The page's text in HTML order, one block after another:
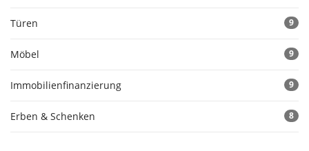
Türen 9
Möbel 9
Immobilienfinanzierung 9
Erben & Schenken 8